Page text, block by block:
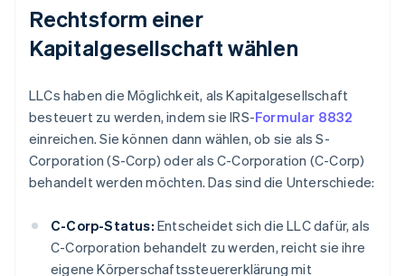
Rechtsform einer
Kapitalgesellschaft wählen
LLCs haben die Möglichkeit, als Kapitalgesellschaft
besteuert zu werden, indem sie IRS-Formular 8832
einreichen. Sie können dann wählen, ob sie als S-
Corporation (S-Corp) oder als C-Corporation (C-Corp)
behandelt werden möchten. Das sind die Unterschiede:
C-Corp-Status: Entscheidet sich die LLC dafür, als
C-Corporation behandelt zu werden, reicht sie ihre
eigene Körperschaftssteuererklärung mit